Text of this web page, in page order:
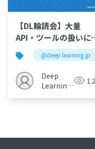
【DL輪読会】大量
API・ツールの扱いに
化したLLM@deep learning jp
Deep
Learning